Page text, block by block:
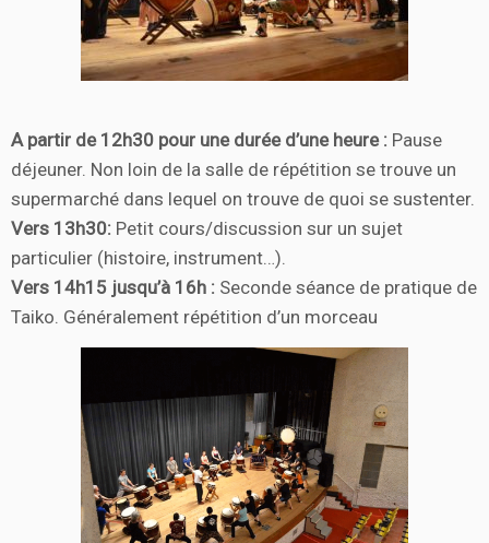
A partir de 12h30 pour une durée d’une heure : Pause
déjeuner. Non loin de la salle de répétition se trouve un
supermarché dans lequel on trouve de quoi se sustenter.
Vers 13h30: Petit cours/discussion sur un sujet
particulier (histoire, instrument…).
Vers 14h15 jusqu’à 16h : Seconde séance de pratique de
Taiko. Généralement répétition d’un morceau